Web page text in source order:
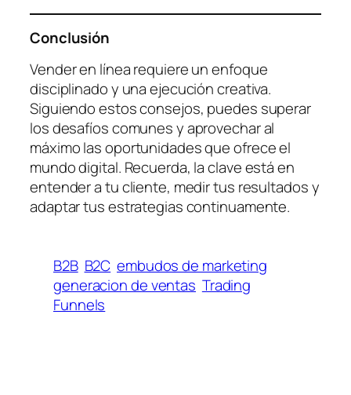
Conclusión
Vender en línea requiere un enfoque
disciplinado y una ejecución creativa.
Siguiendo estos consejos, puedes superar
los desafíos comunes y aprovechar al
máximo las oportunidades que ofrece el
mundo digital. Recuerda, la clave está en
entender a tu cliente, medir tus resultados y
adaptar tus estrategias continuamente.
B2B B2C embudos de marketing
generacion de ventas Trading
Funnels